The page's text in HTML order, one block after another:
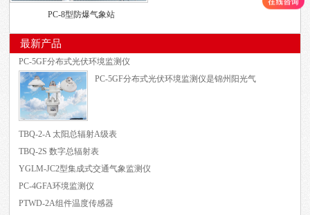
PC-8型防爆气象站
最新产品
PC-5GF分布式光伏环境监测仪
PC-5GF分布式光伏环境监测仪是锦州阳光气
TBQ-2-A 太阳总辐射A级表
TBQ-2S 数字总辐射表
YGLM-JC2型集成式交通气象监测仪
PC-4GFA环境监测仪
PTWD-2A组件温度传感器